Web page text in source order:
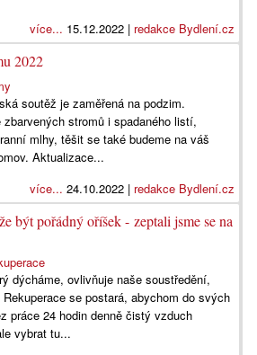
více... 15.12.2022 | redakce Bydlení.cz
2022
soutěž je zaměřená na podzim.
stromů i spadaného listí,
mlhy, těšit se také budeme na váš
Aktualizace...
více... 24.10.2022 | redakce Bydlení.cz
být pořádný oříšek - zeptali jsme se na
dýcháme, ovlivňuje naše soustředění,
se postará, abychom do svých
práce 24 hodin denně čistý vzduch
vybrat tu...